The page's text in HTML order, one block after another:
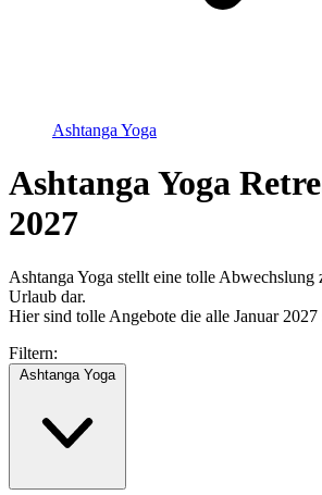
Ashtanga Yoga
Ashtanga Yoga
2027
Ashtanga Yoga stellt eine tolle Abwechslung
Urlaub dar.
Hier sind tolle Angebote die alle Januar 2027
Filtern:
Ashtanga Yoga